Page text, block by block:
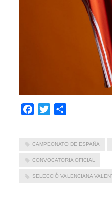
Facebook
Twitter
CAMPEONATO DE ESPAÑA
CONVOCATORIA OFICIAL
SELECCIÓ VALENCIANA